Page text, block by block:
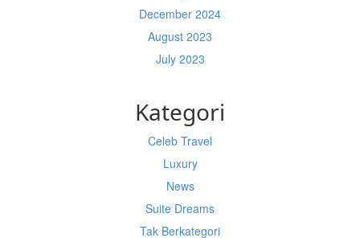
December 2024
August 2023
July 2023
Kategori
Celeb Travel
Luxury
News
Suite Dreams
Tak Berkategori